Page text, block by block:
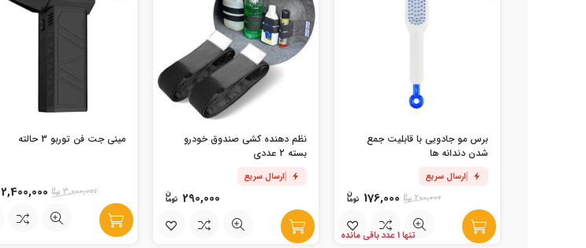
برس مو جادویی با قابلیت جمع
شدن دندانه ها
ارسال سریع
200,000
176,000
تنها 1 عدد باقی مانده
نظم دهنده کشی صندوق خودرو
بسته 2 عددی
ارسال سریع
290,000
مینی جت فن توربو 3 حالته
3,000,000
2,400,000